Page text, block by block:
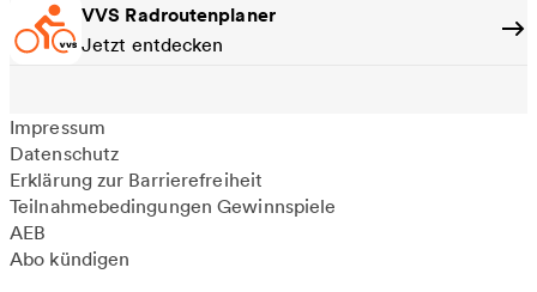
VVS Radroutenplaner
Jetzt entdecken
Impressum
Datenschutz
Erklärung zur Barrierefreiheit
Teilnahmebedingungen Gewinnspiele
AEB
Abo kündigen